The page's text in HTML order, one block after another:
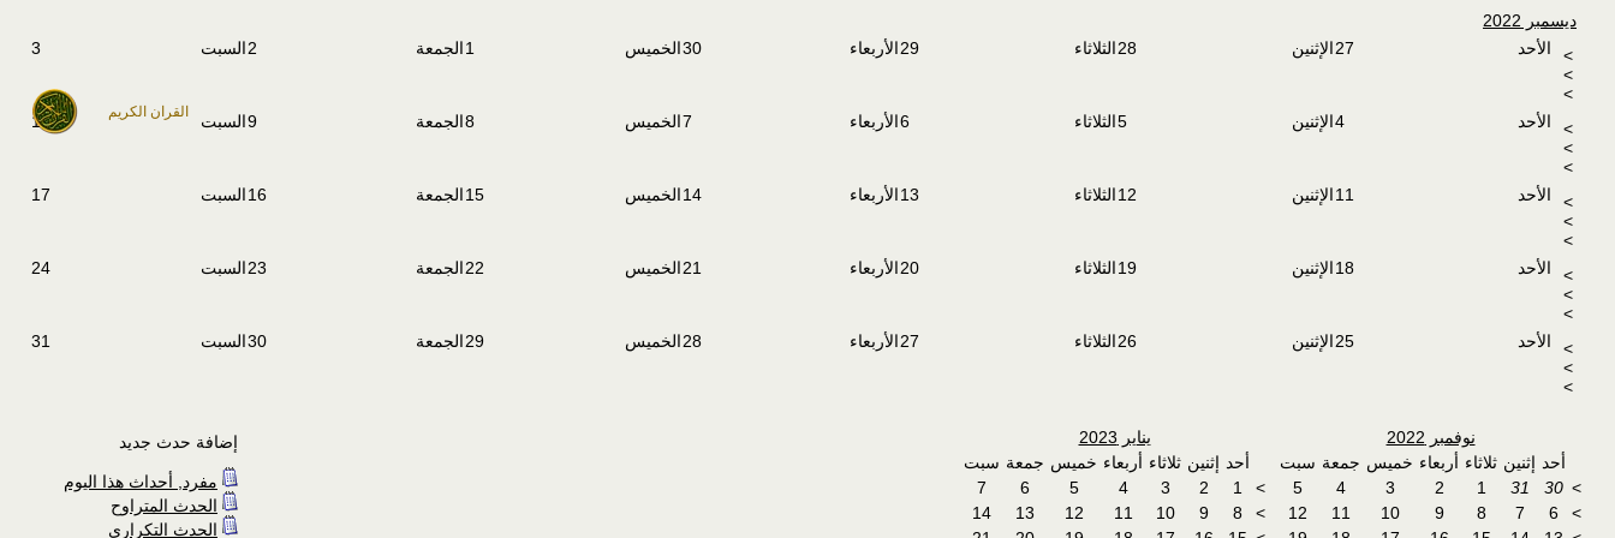
القران الكريم
ديسمبر 2022
>
>
>
27 الأحد 28 الإثنين 29 الثلاثاء 30 الأربعاء 1 الخميس 2 الجمعة 3 السبت
>
>
>
4 الأحد 5 الإثنين 6 الثلاثاء 7 الأربعاء 8 الخميس 9 الجمعة 10 السبت
>
>
>
11 الأحد 12 الإثنين 13 الثلاثاء 14 الأربعاء 15 الخميس 16 الجمعة 17 السبت
>
>
>
18 الأحد 19 الإثنين 20 الثلاثاء 21 الأربعاء 22 الخميس 23 الجمعة 24 السبت
>
>
>
25 الأحد 26 الإثنين 27 الثلاثاء 28 الأربعاء 29 الخميس 30 الجمعة 31 السبت
نوفمبر 2022
أحد إثنين ثلاثاء أربعاء خميس جمعة سبت
>
30
31
1
2
3
4
5
>
6
7
8
9
10
11
12
يناير 2023
أحد إثنين ثلاثاء أربعاء خميس جمعة سبت
>
1
2
3
4
5
6
7
>
8
9
10
11
12
13
14
إضافة حدث جديد
مفرد, أحداث هذا اليوم
الحدث المتراوح
الحدث التكراري